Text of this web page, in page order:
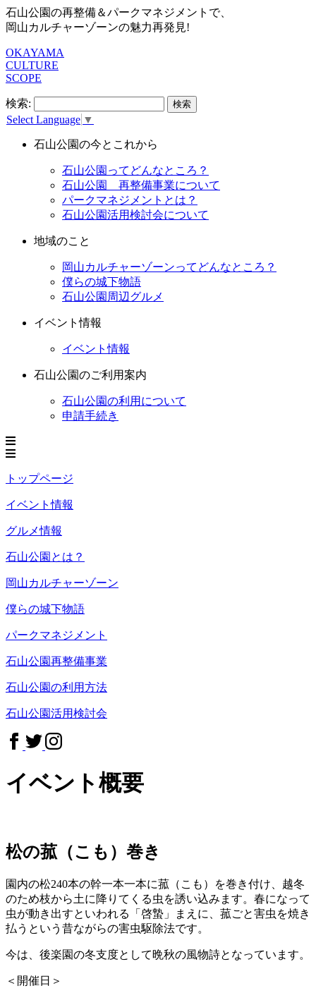
石山公園の再整備＆パークマネジメントで、
岡山カルチャーゾーンの魅力再発見!
OKAYAMA
CULTURE
SCOPE
検索:
Select Language ▼
石山公園の今とこれから
石山公園ってどんなところ？
石山公園 再整備事業について
パークマネジメントとは？
石山公園活用検討会について
地域のこと
岡山カルチャーゾーンってどんなところ？
僕らの城下物語
石山公園周辺グルメ
イベント情報
イベント情報
石山公園のご利用案内
石山公園の利用について
申請手続き
トップページ
イベント情報
グルメ情報
石山公園とは？
岡山カルチャーゾーン
僕らの城下物語
パークマネジメント
石山公園再整備事業
石山公園の利用方法
石山公園活用検討会
イベント概要
松の菰（こも）巻き
園内の松240本の幹一本一本に菰（こも）を巻き付け、越冬
のため枝から土に降りてくる虫を誘い込みます。春になって
虫が動き出すといわれる「啓蟄」まえに、菰ごと害虫を焼き
払うという昔ながらの害虫駆除法です。
今は、後楽園の冬支度として晩秋の風物詩となっています。
＜開催日＞